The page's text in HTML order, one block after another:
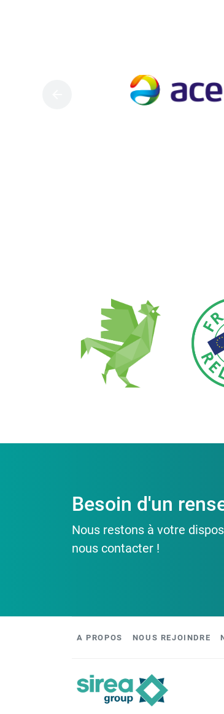
Besoin d'un
Nous restons à votre
nous contacter !
A PROPOS NOUS REJOINDRE